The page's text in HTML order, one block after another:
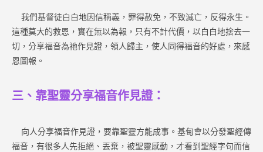
我們基督徒白白地因信稱義，罪得赦免，不致滅亡，反得永生。
這種莫大的救恩，實在無以為報，只有不計代價，以白白地捨去一
切，分享福音為祂作見證，領人歸主，使人同得福音的好處，來感
恩圖報。
三、靠聖靈分享福音作見證：
向人分享福音作見證，要靠聖靈方能成事。基甸會以分發聖經傳
福音，有很多人先拒絕、丟棄，被聖靈感動，才看到聖經字句而信